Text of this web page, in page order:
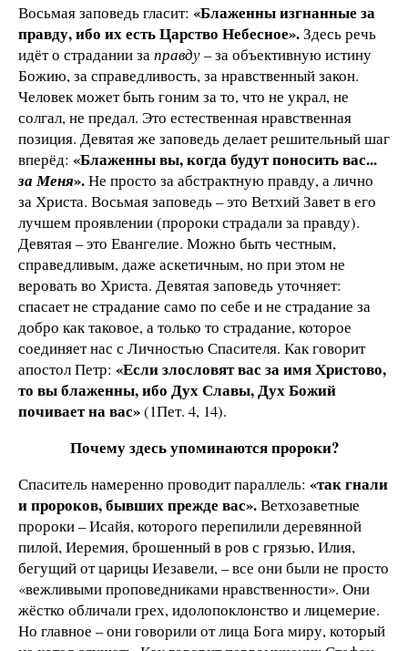
Восьмая заповедь гласит: «Блаженны изгнанные за
правду, ибо их есть Царство Небесное».Здесь речь
идёт о страдании заправду– за объективную истину
Божию, за справедливость, за нравственный закон.
Человек может быть гоним за то, что не украл, не
солгал, не предал. Это естественная нравственная
позиция. Девятая же заповедь делает решительный шаг
вперёд: «Блаженны вы, когда будут поносить вас...
за Меня».Не просто за абстрактную правду, а лично
за Христа. Восьмая заповедь – это Ветхий Завет в его
лучшем проявлении (пророки страдали за правду).
Девятая – это Евангелие. Можно быть честным,
справедливым, даже аскетичным, но при этом не
веровать во Христа. Девятая заповедь уточняет:
спасает не страдание само по себе и не страдание за
добро как таковое, а только то страдание, которое
соединяет нас с Личностью Спасителя. Как говорит
апостол Петр: «Если злословят вас за имя Христово,
то вы блаженны, ибо Дух Славы, Дух Божий
почивает на вас»(1Пет. 4, 14).
Почему здесь упоминаются пророки?
Спаситель намеренно проводит параллель: «так гнали
и пророков, бывших прежде вас».Ветхозаветные
пророки – Исайя, которого перепилили деревянной
пилой, Иеремия, брошенный в ров с грязью, Илия,
бегущий от царицы Иезавели, – все они были не просто
«вежливыми проповедниками нравственности». Они
жёстко обличали грех, идолопоклонство и лицемерие.
Но главное – они говорили от лица Бога миру, который